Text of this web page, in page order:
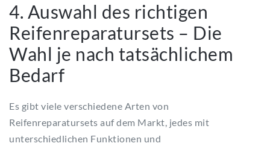
4. Auswahl des richtigen
Reifenreparatursets – Die
Wahl je nach tatsächlichem
Bedarf
Es gibt viele verschiedene Arten von
Reifenreparatursets auf dem Markt, jedes mit
unterschiedlichen Funktionen und